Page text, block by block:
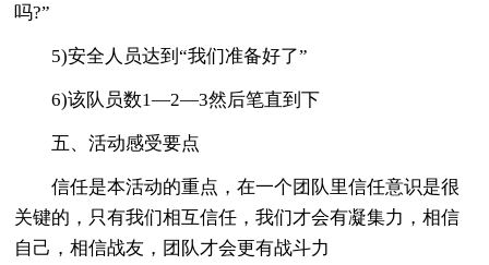
吗?”
5)安全人员达到“我们准备好了”
6)该队员数1—2—3然后笔直到下
五、活动感受要点
信任是本活动的重点，在一个团队里信任意识是很
关键的，只有我们相互信任，我们才会有凝集力，相信
自己，相信战友，团队才会更有战斗力